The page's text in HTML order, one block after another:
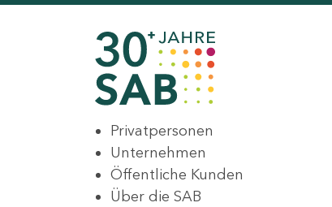
Privatpersonen
Unternehmen
Öffentliche Kunden
Über die SAB